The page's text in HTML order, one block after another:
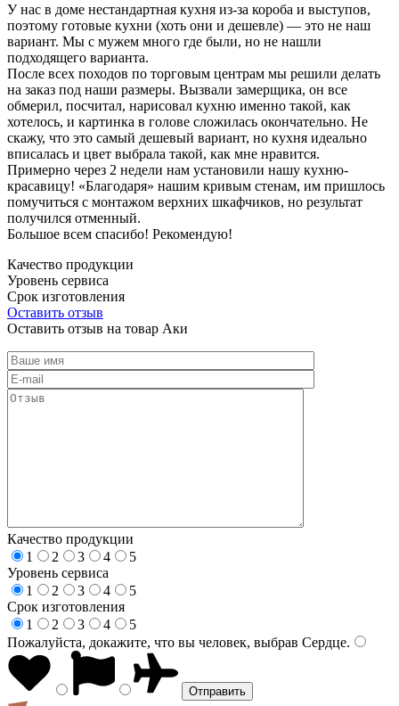
У нас в доме нестандартная кухня из-за короба и выступов,
поэтому готовые кухни (хоть они и дешевле) — это не наш
вариант. Мы с мужем много где были, но не нашли
подходящего варианта.
После всех походов по торговым центрам мы решили делать
на заказ под наши размеры. Вызвали замерщика, он все
обмерил, посчитал, нарисовал кухню именно такой, как
хотелось, и картинка в голове сложилась окончательно. Не
скажу, что это самый дешевый вариант, но кухня идеально
вписалась и цвет выбрала такой, как мне нравится.
Примерно через 2 недели нам установили нашу кухню-
красавицу! «Благодаря» нашим кривым стенам, им пришлось
помучиться с монтажом верхних шкафчиков, но результат
получился отменный.
Большое всем спасибо! Рекомендую!
Качество продукции
Уровень сервиса
Срок изготовления
Оставить отзыв
Оставить отзыв на товар Аки
Качество продукции
1
2 3 4
5
Уровень сервиса
1
2 3 4
5
Срок изготовления
1
2 3 4
5
Пожалуйста, докажите, что вы человек, выбрав Сердце.